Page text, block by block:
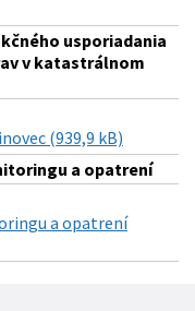
usporiadania
v katastrálnom
(939,9 kB)
a opatrení
a opatrení